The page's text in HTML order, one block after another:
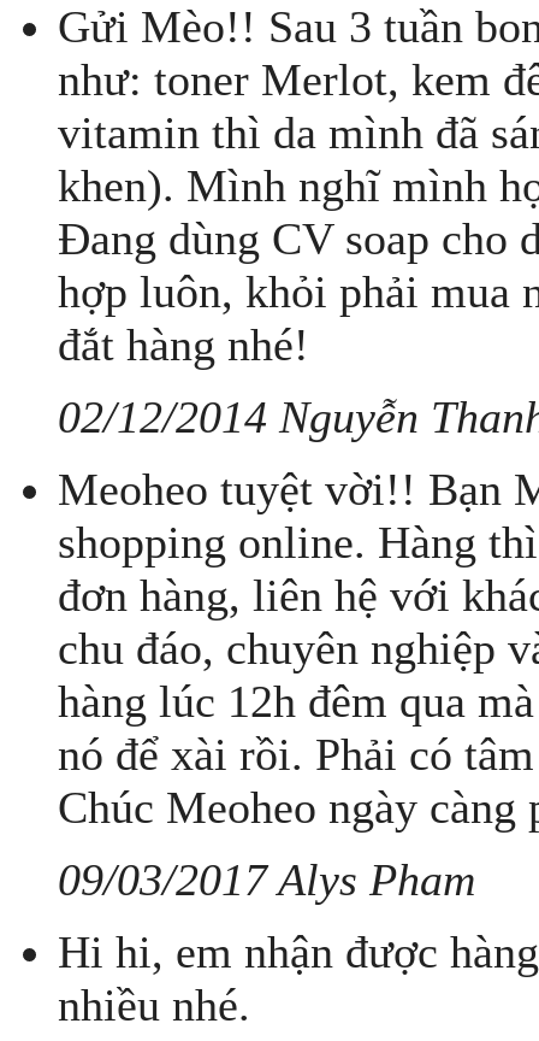
Gửi Mèo!! Sau 3 tuần
như: toner Merlot, kem
vitamin thì da mình đã
khen). Mình nghĩ mình
Đang dùng CV soap cho
hợp luôn, khỏi phải mua
đắt hàng nhé!
02/12/2014 Nguyễn
Meoheo tuyệt vời!! Bạn
shopping online. Hàng
đơn hàng, liên hệ với
chu đáo, chuyên nghiệp
hàng lúc 12h đêm qua
nó để xài rồi. Phải có
Chúc Meoheo ngày
09/03/2017 Alys Pham
Hi hi, em nhận được
nhiều nhé.